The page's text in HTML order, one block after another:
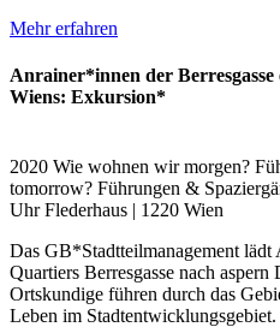
Mehr erfahren
Anrainer*innen der Berresgasse
Wiens: Exkursion*
2020 Wie wohnen wir morgen?
tomorrow? Führungen &
Uhr Flederhaus | 1220 Wien
Das GB*Stadtteilmanagement
Quartiers Berresgasse nach aspern
Ortskundige führen durch das
Leben im Stadtentwicklungsgebiet.